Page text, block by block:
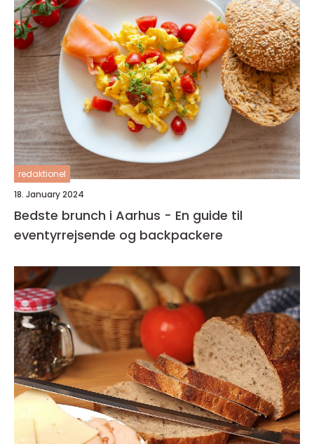
redaktionel
18. January 2024
Bedste brunch i Aarhus - En guide til
eventyrrejsende og backpackere